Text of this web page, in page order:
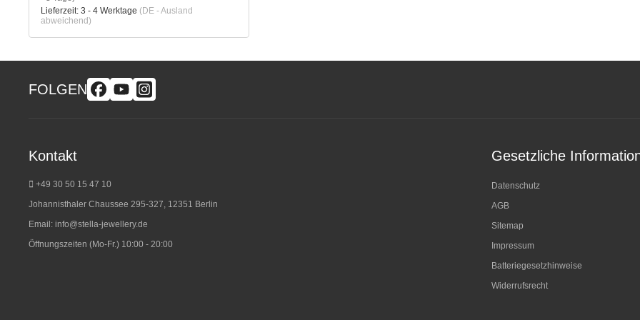
Lieferzeit: 3 - 4 Werktage (DE - Ausland
abweichend)
FOLGEN
Kontakt
+49 30 50 15 47 10
Johannisthaler Chaussee 295-327, 12351 Berlin
Email: info@stella-jewellery.de
Öffnungszeiten (Mo-Fr.) 10:00 - 20:00
Gesetzliche
Datenschutz
AGB
Sitemap
Impressum
Batteriegesetzhinweise
Widerrufsrecht